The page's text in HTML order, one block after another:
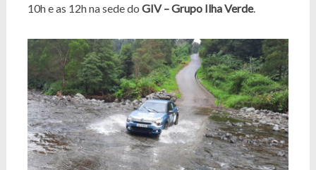
10h e as 12h na sede do GIV – Grupo Ilha Verde.